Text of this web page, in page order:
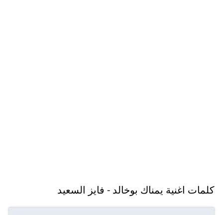
كلمات اغنية يمناك بوخالد - فايز السعيد